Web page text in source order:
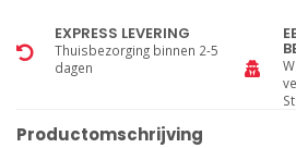
EXPRESS LEVERING
Thuisbezorging binnen 2-5
dagen
Productomschrijving